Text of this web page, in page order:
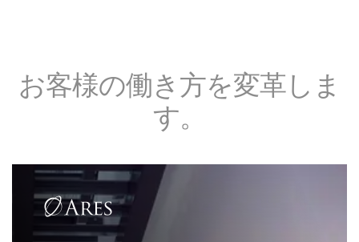
お客様の働き方を変革しま
す。